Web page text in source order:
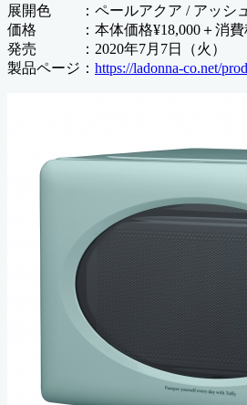
展開色 ：ペールアクア / アッシ
価格 ：本体価格¥18,000＋消費
発売 ：2020年7月7日（火）
製品ページ： https://ladonna-co.net/